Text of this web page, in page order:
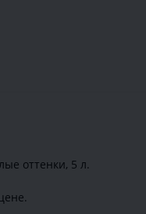
оттенки, 5 л.